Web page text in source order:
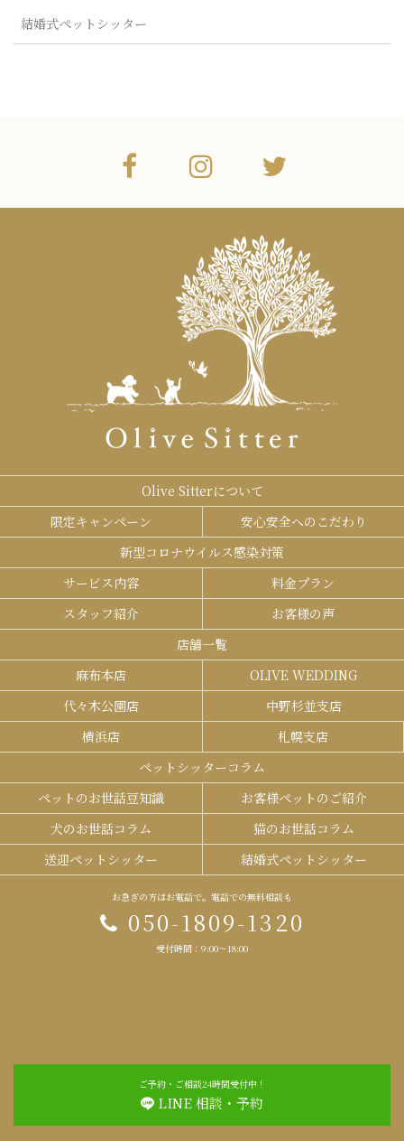
結婚式ペットシッター
Olive Sitterについて
限定キャンペーン
安心安全へのこだわり
新型コロナウイルス感染対策
サービス内容
料金プラン
スタッフ紹介
お客様の声
店舗一覧
麻布本店
OLIVE WEDDING
代々木公園店
中野杉並支店
横浜店
札幌支店
ペットシッターコラム
ペットのお世話豆知識
お客様ペットのご紹介
犬のお世話コラム
猫のお世話コラム
送迎ペットシッター
結婚式ペットシッター
お急ぎの方はお電話で。電話での無料相談も
050-1809-1320
受付時間：9:00～18:00
ご予約・ご相談24時間受付中！
LINE 相談・予約